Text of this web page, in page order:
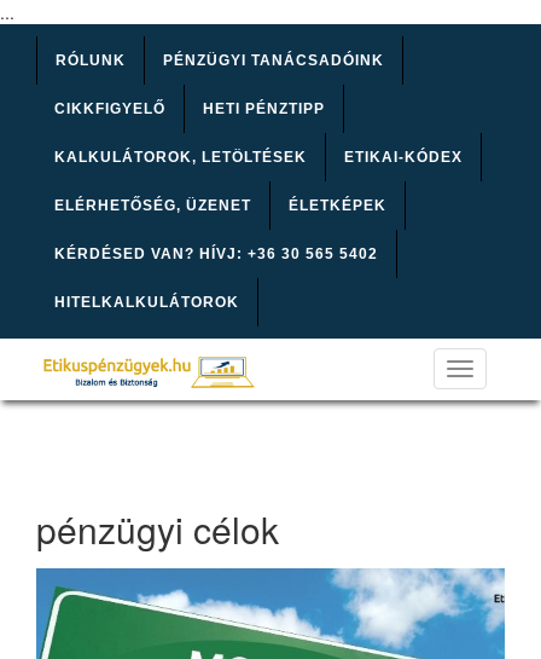
...
RÓLUNK PÉNZÜGYI TANÁCSADÓINK
CIKKFIGYELŐ HETI PÉNZTIPP
KALKULÁTOROK, LETÖLTÉSEK ETIKAI-KÓDEX
ELÉRHETŐSÉG, ÜZENET ÉLETKÉPEK
KÉRDÉSED VAN? HÍVJ: +36 30 565 5402
HITELKALKULÁTOROK
Toggle
navigation
pénzügyi célok